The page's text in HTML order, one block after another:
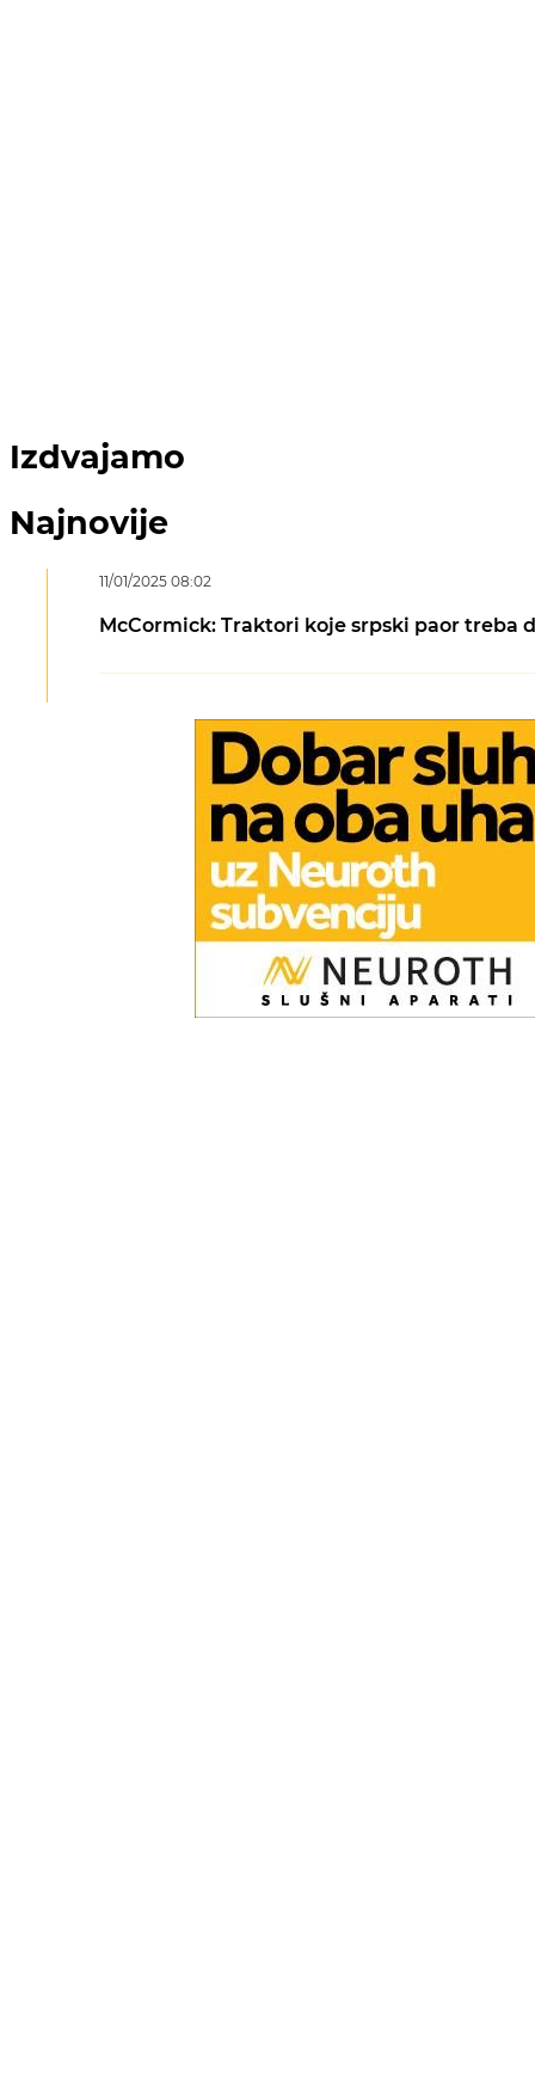
Izdvajamo
Najnovije
McCormick: Traktori koje srpski paor treba
11/01/2025 08:02